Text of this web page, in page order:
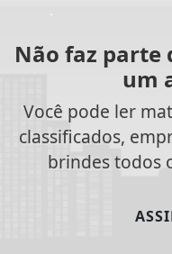
Não faz parte
um
Você pode ler
classificados,
brindes todos